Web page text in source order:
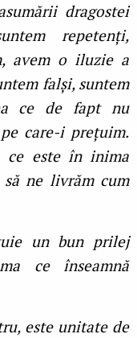
dragostei
repetenți,
avem o iluzie a
falși, suntem
ce de fapt nu
care-i prețuim.
ce este în inima
ne livrăm cum
un bun prilej
ce înseamnă
este unitate de